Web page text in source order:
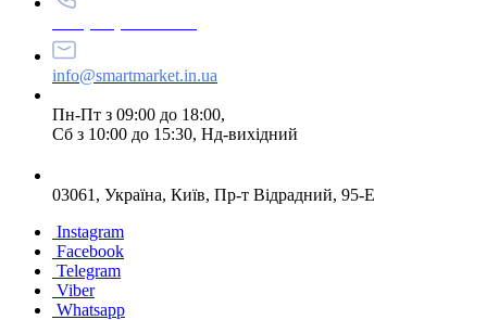
info@smartmarket.in.ua
Пн-Пт з 09:00 до 18:00,
Сб з 10:00 до 15:30, Нд-вихідний
03061, Україна, Київ, Пр-т Відрадний, 95-Е
Instagram
Facebook
Telegram
Viber
Whatsapp